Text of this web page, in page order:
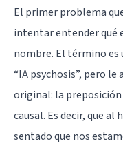
El primer problema
intentar entender qué
nombre. El término es
“IA psychosis”, pero
original: la preposición
causal. Es decir, que
sentado que nos